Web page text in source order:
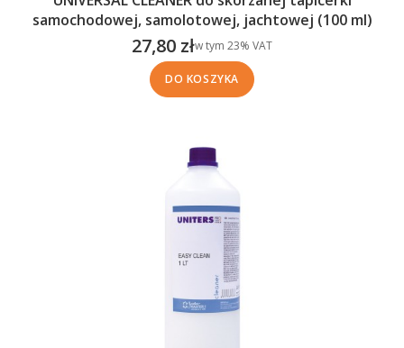
samochodowej, samolotowej, jachtowej (100 ml)
Cena brutto
27,80 złw tym %s VAT
w tym 23% VAT
DO KOSZYKA